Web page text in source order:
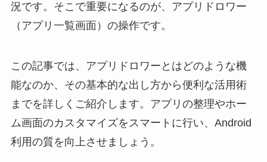
況です。そこで重要になるのが、アプリドロワー
（アプリ一覧画面）の操作です。
この記事では、アプリドロワーとはどのような機
能なのか、その基本的な出し方から便利な活用術
までを詳しくご紹介します。アプリの整理やホー
ム画面のカスタマイズをスマートに行い、Android
利用の質を向上させましょう。